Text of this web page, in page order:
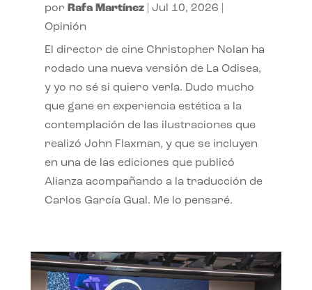
por Rafa Martínez| Jul 10, 2026
Opinión
El director de cine Christopher Nolan ha
rodado una nueva versión de La Odisea,
y yo no sé si quiero verla. Dudo mucho
que gane en experiencia estética a la
contemplación de las ilustraciones que
realizó John Flaxman, y que se incluyen
en una de las ediciones que publicó
Alianza acompañando a la traducción de
Carlos García Gual. Me lo pensaré.